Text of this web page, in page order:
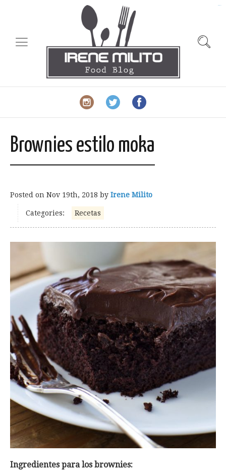
Brownies estilo moka
Posted on Nov 19th, 2018 by Irene Milito
Categories: Recetas
Ingredientes para los brownies: